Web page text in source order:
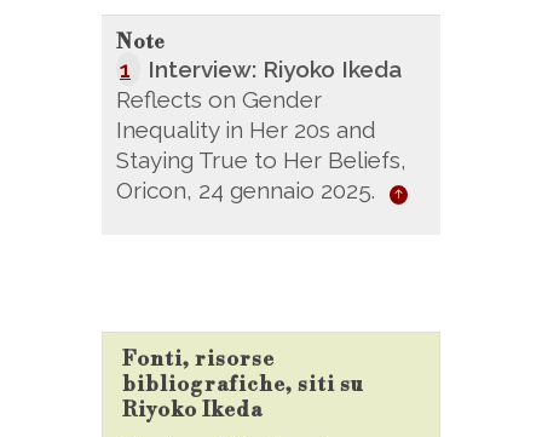
Note
1
Interview: Riyoko Ikeda
Reflects on Gender
Inequality in Her 20s and
Staying True to Her Beliefs,
Oricon, 24 gennaio 2025.
Fonti, risorse
bibliografiche, siti su
Riyoko Ikeda